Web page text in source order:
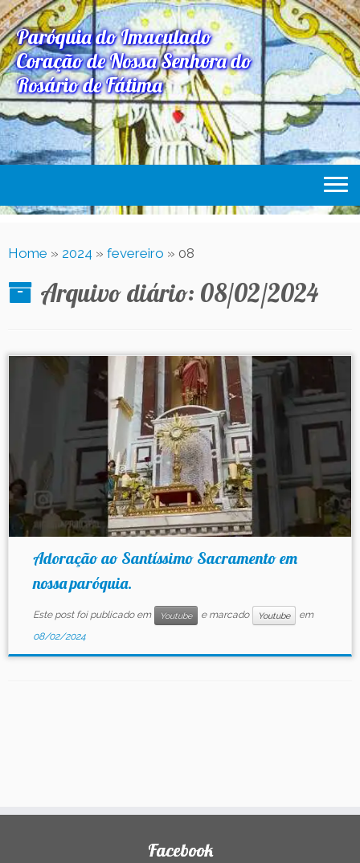
Paróquia do Imaculado
Coração de Nossa Senhora do
Rosário de Fátima
Paróquia
Expediente Paroquial
Acesse Também
Home » 2024 » fevereiro » 08
Arquivo diário: 08/02/2024
Adoração ao Santíssimo Sacramento em
nossa paróquia.
Este post foi publicado em Youtube e marcado Youtube
em
08/02/2024
Facebook